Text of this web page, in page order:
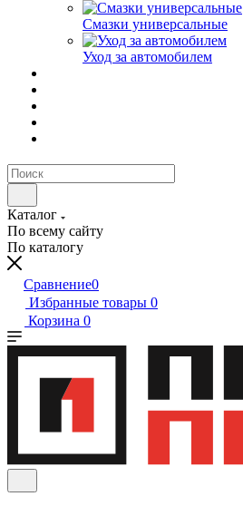
Смазки универсальные
Уход за автомобилем
Каталог
По всему сайту
По каталогу
Сравнение0
Избранные товары 0
Корзина 0